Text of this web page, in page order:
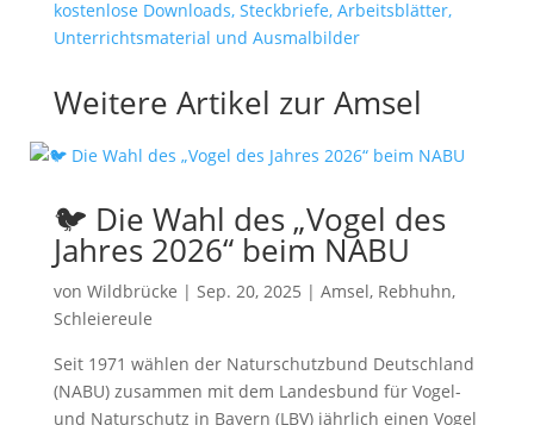
Weitere Artikel zur Amsel
🐦 Die Wahl des „Vogel des
Jahres 2026“ beim NABU
von Wildbrücke | Sep. 20, 2025 | Amsel, Rebhuhn,
Schleiereule
Seit 1971 wählen der Naturschutzbund Deutschland
(NABU) zusammen mit dem Landesbund für Vogel-
und Naturschutz in Bayern (LBV) jährlich einen Vogel